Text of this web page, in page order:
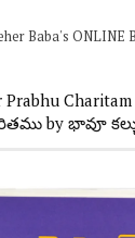
Baba's ONLINE
Prabhu
by భావూ